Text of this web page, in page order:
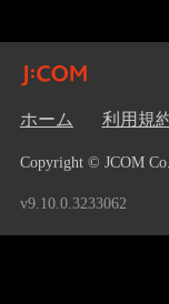
ホーム 利用規
Copyright © JCOM
v9.10.0.3233062